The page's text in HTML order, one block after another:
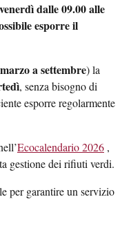
dalle 09.00 alle
esporre il
a settembre) la
, senza bisogno di
esporre regolarmente
Ecocalendario 2026 ,
gestione dei rifiuti verdi.
per garantire un servizio